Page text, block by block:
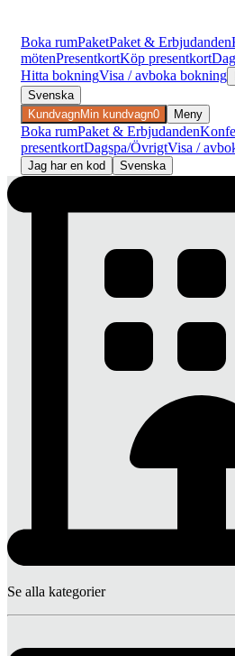
Boka rumPaketPaket & Erbjudanden
mötenPresentkortKöp presentkort
Hitta bokningVisa / avboka bokning
Svenska
KundvagnMin kundvagn0 Meny
Boka rumPaket & Erbjudanden
presentkortDagspa/ÖvrigtVisa /
Jag har en kod Svenska
Se alla kategorier